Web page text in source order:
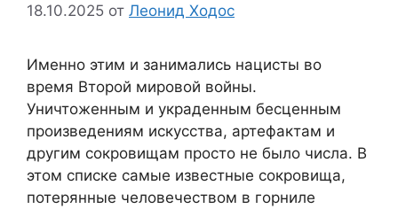
18.10.2025 от Леонид Ходос
Именно этим и занимались нацисты во
время Второй мировой войны.
Уничтоженным и украденным бесценным
произведениям искусства, артефактам и
другим сокровищам просто не было числа. В
этом списке самые известные сокровища,
потерянные человечеством в горниле